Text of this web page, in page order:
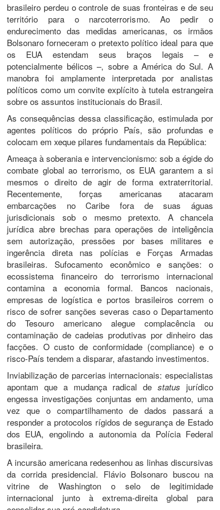
brasileiro perdeu o controle de suas fronteiras e de seu
território para o narcoterrorismo. Ao pedir o
endurecimento das medidas americanas, os irmãos
Bolsonaro forneceram o pretexto político ideal para que
os EUA estendam seus braços legais – e
potencialmente bélicos –, sobre a América do Sul. A
manobra foi amplamente interpretada por analistas
políticos como um convite explícito à tutela estrangeira
sobre os assuntos institucionais do Brasil.
​As consequências dessa classificação, estimulada por
agentes políticos do próprio País, são profundas e
colocam em xeque pilares fundamentais da República:
​Ameaça à soberania e intervencionismo: sob a égide do
combate global ao terrorismo, os EUA garantem a si
mesmos o direito de agir de forma extraterritorial.
Recentemente, forças americanas atacaram
embarcações no Caribe fora de suas águas
jurisdicionais sob o mesmo pretexto. A chancela
jurídica abre brechas para operações de inteligência
sem autorização, pressões por bases militares e
ingerência direta nas polícias e Forças Armadas
brasileiras. ​Sufocamento econômico e sanções: o
ecossistema financeiro do terrorismo internacional
contamina a economia formal. Bancos nacionais,
empresas de logística e portos brasileiros correm o
risco de sofrer sanções severas caso o Departamento
do Tesouro americano alegue complacência ou
contaminação de cadeias produtivas por dinheiro das
facções. O custo de conformidade (compliance) e o
risco-País tendem a disparar, afastando investimentos.
​Inviabilização de parcerias internacionais: especialistas
apontam que a mudança radical destatus jurídico
engessa investigações conjuntas em andamento, uma
vez que o compartilhamento de dados passará a
responder a protocolos rígidos de segurança de Estado
dos EUA, engolindo a autonomia da Polícia Federal
brasileira.
​A incursão americana redesenhou as linhas discursivas
da corrida presidencial. Flávio Bolsonaro buscou na
vitrine de Washington o selo de legitimidade
internacional junto à extrema-direita global para